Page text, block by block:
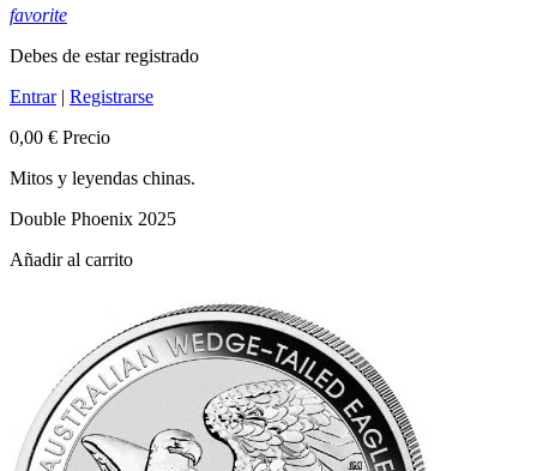
favorite
Debes de estar registrado
Entrar| Registrarse
0,00 € Precio
Mitos y leyendas chinas.
Double Phoenix 2025
Añadir al carrito